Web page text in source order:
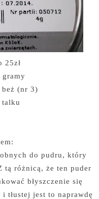
25zł
gramy
(nr 3)
talku
do pudru, który
tą różnicą, że ten puder
błyszczenie się
tłustej jest to naprawdę